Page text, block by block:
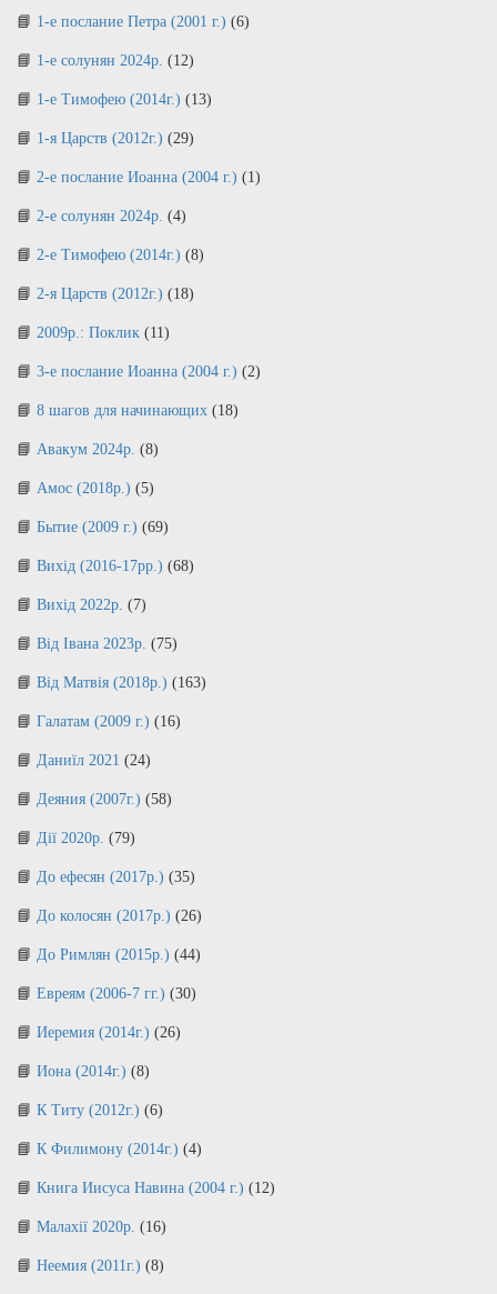
1-е послание Петра (2001 г.) (6)
1-е солунян 2024р. (12)
1-е Тимофею (2014г.) (13)
1-я Царств (2012г.) (29)
2-е послание Иоанна (2004 г.) (1)
2-е солунян 2024р. (4)
2-е Тимофею (2014г.) (8)
2-я Царств (2012г.) (18)
2009р.: Поклик (11)
3-е послание Иоанна (2004 г.) (2)
8 шагов для начинающих (18)
Авакум 2024р. (8)
Амос (2018р.) (5)
Бытие (2009 г.) (69)
Вихід (2016-17рр.) (68)
Вихід 2022р. (7)
Від Івана 2023р. (75)
Від Матвія (2018р.) (163)
Галатам (2009 г.) (16)
Даниїл 2021 (24)
Деяния (2007г.) (58)
Дії 2020р. (79)
До ефесян (2017р.) (35)
До колосян (2017р.) (26)
До Римлян (2015р.) (44)
Евреям (2006-7 гг.) (30)
Иеремия (2014г.) (26)
Иона (2014г.) (8)
К Титу (2012г.) (6)
К Филимону (2014г.) (4)
Книга Иисуса Навина (2004 г.) (12)
Малахії 2020р. (16)
Неемия (2011г.) (8)